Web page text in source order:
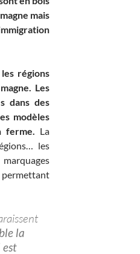
mais
régions
Les
dans des
modèles
ferme. La
les
la
est